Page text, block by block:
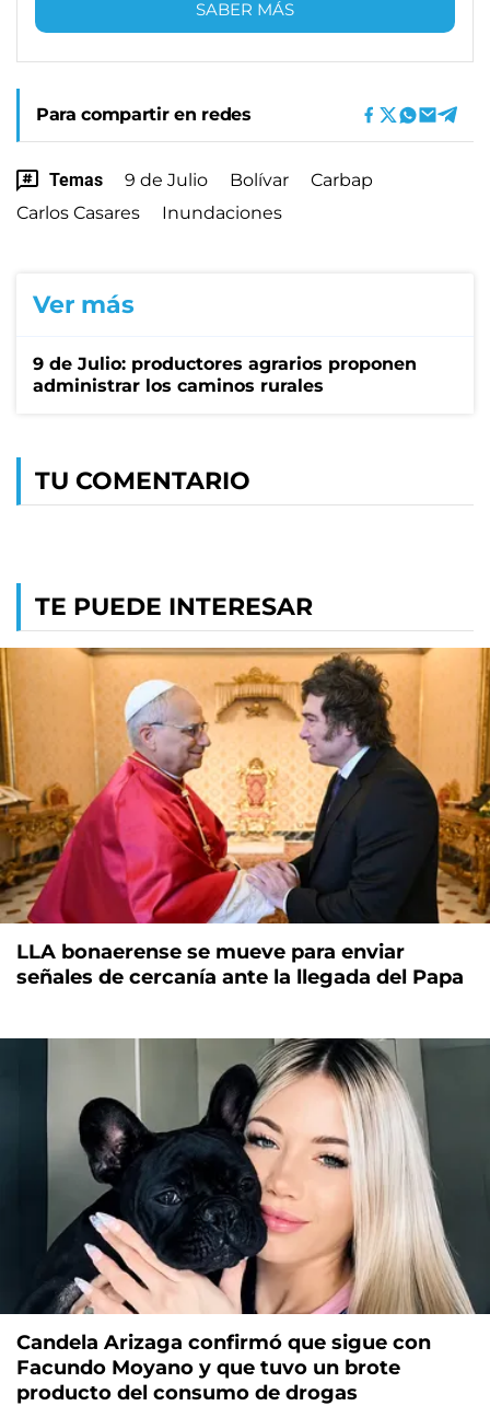
SABER MÁS
Para compartir en redes
Temas 9 de Julio Bolívar
Carbap
Carlos Casares
Inundaciones
Ver más
9 de Julio: productores agrarios proponen
administrar los caminos rurales
TU COMENTARIO
TE PUEDE INTERESAR
LLA bonaerense se mueve para enviar
señales de cercanía ante la llegada del Papa
Candela Arizaga confirmó que sigue con
Facundo Moyano y que tuvo un brote
producto del consumo de drogas